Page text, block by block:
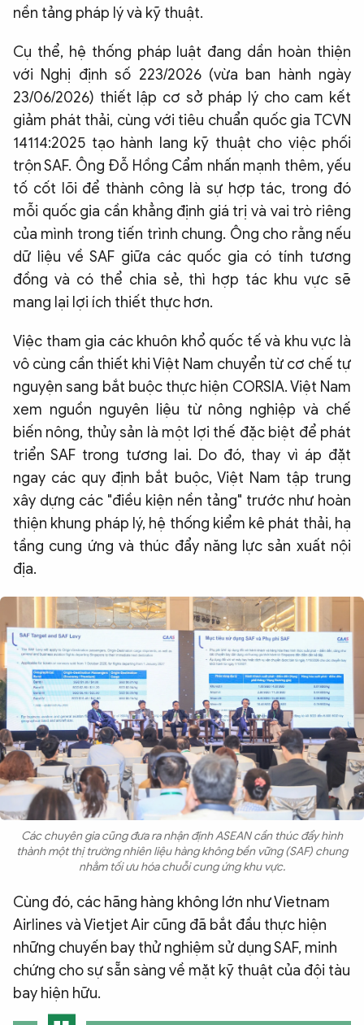
nền tảng pháp lý và kỹ thuật.
Cụ thể, hệ thống pháp luật đang dần hoàn thiện
với Nghị định số 223/2026 (vừa ban hành ngày
23/06/2026) thiết lập cơ sở pháp lý cho cam kết
giảm phát thải, cùng với tiêu chuẩn quốc gia TCVN
14114:2025 tạo hành lang kỹ thuật cho việc phối
trộn SAF. Ông Đỗ Hồng Cẩm nhấn mạnh thêm, yếu
tố cốt lõi để thành công là sự hợp tác, trong đó
mỗi quốc gia cần khẳng định giá trị và vai trò riêng
của mình trong tiến trình chung. Ông cho rằng nếu
dữ liệu về SAF giữa các quốc gia có tính tương
đồng và có thể chia sẻ, thì hợp tác khu vực sẽ
mang lại lợi ích thiết thực hơn.
Việc tham gia các khuôn khổ quốc tế và khu vực là
vô cùng cần thiết khi Việt Nam chuyển từ cơ chế tự
nguyện sang bắt buộc thực hiện CORSIA. Việt Nam
xem nguồn nguyên liệu từ nông nghiệp và chế
biến nông, thủy sản là một lợi thế đặc biệt để phát
triển SAF trong tương lai. Do đó, thay vì áp đặt
ngay các quy định bắt buộc, Việt Nam tập trung
xây dựng các "điều kiện nền tảng" trước như hoàn
thiện khung pháp lý, hệ thống kiểm kê phát thải, hạ
tầng cung ứng và thúc đẩy năng lực sản xuất nội
địa.
Các chuyên gia cũng đưa ra nhận định ASEAN cần thúc đẩy hình
thành một thị trường nhiên liệu hàng không bền vững (SAF) chung
nhằm tối ưu hóa chuỗi cung ứng khu vực.
Cùng đó, các hãng hàng không lớn như Vietnam
Airlines và Vietjet Air cũng đã bắt đầu thực hiện
những chuyến bay thử nghiệm sử dụng SAF, minh
chứng cho sự sẵn sàng về mặt kỹ thuật của đội tàu
bay hiện hữu.